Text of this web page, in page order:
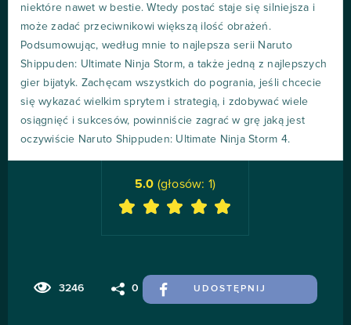
niektóre nawet w bestie. Wtedy postać staje się silniejsza i
może zadać przeciwnikowi większą ilość obrażeń.
Podsumowując, według mnie to najlepsza serii Naruto
Shippuden: Ultimate Ninja Storm, a także jedną z najlepszych
gier bijatyk. Zachęcam wszystkich do pogrania, jeśli chcecie
się wykazać wielkim sprytem i strategią, i zdobywać wiele
osiągnięć i sukcesów, powinniście zagrać w grę jaką jest
oczywiście Naruto Shippuden: Ultimate Ninja Storm 4.
3246 0 UDOSTĘPNIJ
5.0 (głosów: 1)